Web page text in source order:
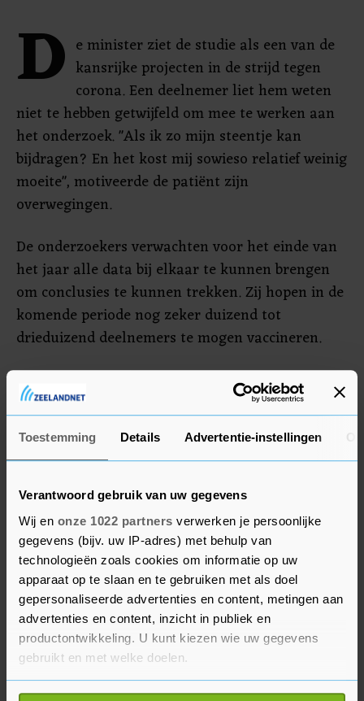
Toestemming Details Advertentie-instellingen
Verantwoord gebruik van uw gegevens
Wij en onze 1022 partners verwerken je persoonlijke
gegevens (bijv. uw IP-adres) met behulp van
technologieën zoals cookies om informatie op uw
apparaat op te slaan en te gebruiken met als doel
gepersonaliseerde advertenties en content, metingen aan
advertenties en content, inzicht in publiek en
productontwikkeling. U kunt kiezen wie uw gegevens
gebruikt en met welke doelen.
Als u het toestaat, willen we ook graag:
D e minister ziet de studie als een van de
kansrijke projecten in de strijd tegen
corona. Een deelnemer liet hem weten
niet te hebben getwijfeld om mee te werken aan
het onderzoek. "Als ik zo mijn steentje kan
bijdragen? En het kost mij sowieso relatief weinig
moeite", motiveerde de patiënt zijn
overwegingen.
De onderzoekers verwachten voor het einde van
het jaar alle data bij elkaar te kunnen brengen
om conclusies te kunnen trekken. Zij hopen in de
komende periode nog zeker duizend tot
drieduizend deelnemers te mogen vaccineren.
De helft van de proefpersonen krijgt het tbc-
vaccin toegediend via een injectie, de
controlegroep ontvangt een placebo. Een
vaccinatie is voldoende.